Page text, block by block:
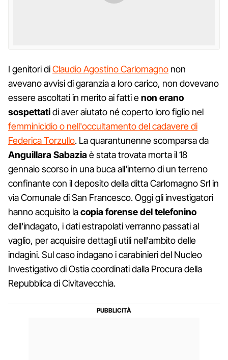
I genitori diClaudio Agostino Carlomagno non
avevano avvisi di garanzia a loro carico, non dovevano
essere ascoltati in merito ai fatti enon erano
sospettatidi aver aiutato né coperto loro figlio nel
femminicidio o nell'occultamento del cadavere di
Federica Torzullo. La quarantunenne scomparsa da
Anguillara Sabaziaè stata trovata morta il 18
gennaio scorso in una buca all'interno di un terreno
confinante con il deposito della ditta Carlomagno Srl in
via Comunale di San Francesco. Oggi gli investigatori
hanno acquisito lacopia forense del telefonino
dell'indagato, i dati estrapolati verranno passati al
vaglio, per acquisire dettagli utili nell'ambito delle
indagini. Sul caso indagano i carabinieri del Nucleo
Investigativo di Ostia coordinati dalla Procura della
Repubblica di Civitavecchia.